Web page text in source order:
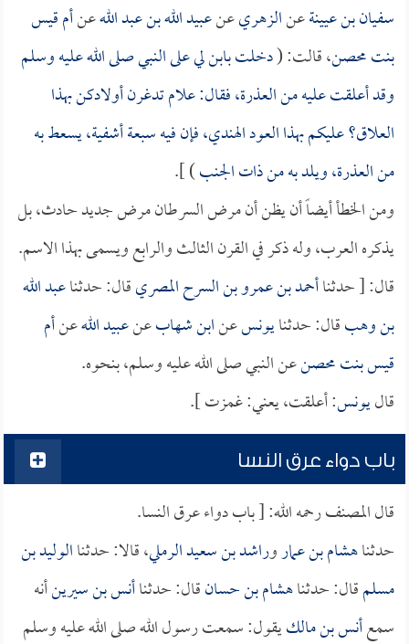
سفيان بن عيينةعنالزهريعنعبيد الله بن عبد اللهعنأم قيس
بنت محصن، قالت: (دخلت بابن لي على النبي صلى الله عليه وسلم
وقد أعلقت عليه من العذرة، فقال: علام تدغرن أولادكن بهذا
العلاق؟ عليكم بهذا العود الهندي، فإن فيه سبعة أشفية، يسعط به
من العذرة، ويلد به من ذات الجنب) ].
ومن الخطأ أيضاً أن يظن أن مرض السرطان مرض جديد حادث، بل
يذكره العرب، وله ذكر في القرن الثالث والرابع ويسمى بهذا الاسم.
قال: [ حدثناأحمد بن عمرو بن السرح المصريقال: حدثناعبد الله
بن وهبقال: حدثنايونسعنابن شهابعنعبيد اللهعنأم
قيس بنت محصنعن النبي صلى الله عليه وسلم، بنحوه.
قاليونس: أعلقت، يعني: غمزت ].
باب دواء عرق النسا
قال المصنف رحمه الله: [ باب دواء عرق النسا.
حدثناهشام بن عماروراشد بن سعيد الرملي، قالا: حدثناالوليد بن
مسلمقال: حدثناهشام بن حسانقال: حدثناأنس بن سيرينأنه
سمعأنس بن مالكيقول: سمعت رسول الله صلى الله عليه وسلم